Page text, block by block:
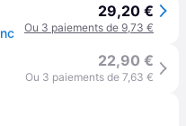
29,20 €
Ou 3 paiements de 9,73 €
22,90 €
Ou 3 paiements de 7,63 €